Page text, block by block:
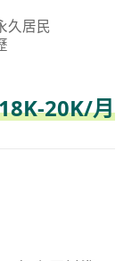
久居民
20K/月